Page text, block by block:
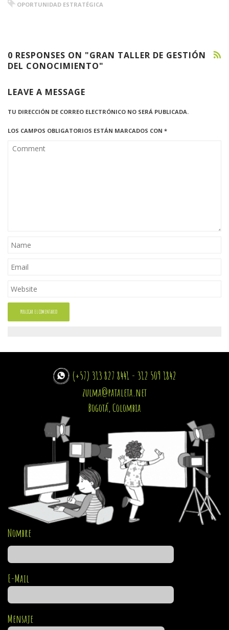
OPORTUNIDAD ESTRATÉGICA
0 RESPONSES ON "GRAN TALLER DE GESTIÓN
DEL CONOCIMIENTO"
LEAVE A MESSAGE
TU DIRECCIÓN DE CORREO ELECTRÓNICO NO SERÁ PUBLICADA.
LOS CAMPOS OBLIGATORIOS ESTÁN MARCADOS CON *
(+57) 313 827 8441 - 312 509 1842
zulma@pataleta.net
Bogotá, Colombia
Nombre
E-Mail
Mensaje